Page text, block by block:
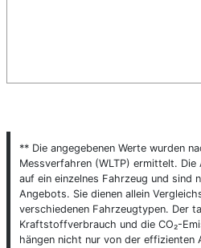
** Die angegebenen Werte wurden
Messverfahren (WLTP) ermittelt.
auf ein einzelnes Fahrzeug und sind
Angebots. Sie dienen allein
verschiedenen Fahrzeugtypen. Der
Kraftstoffverbrauch und die CO₂-
hängen nicht nur von der